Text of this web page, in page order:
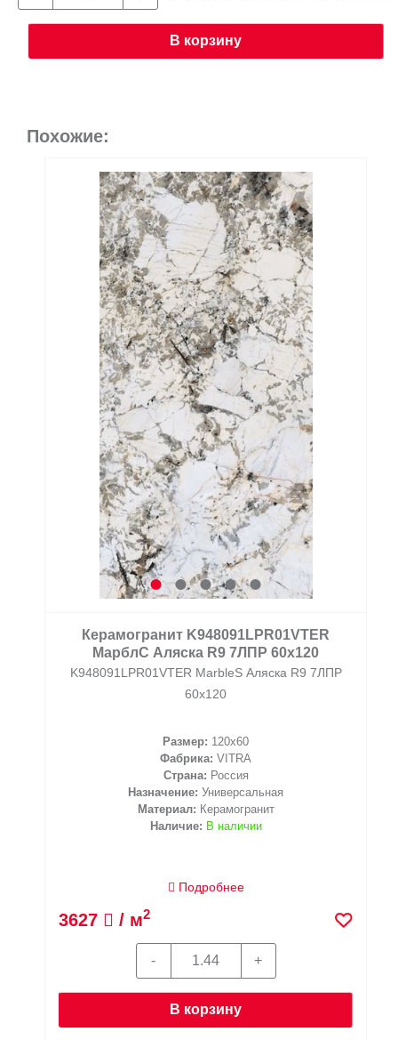
В корзину
Похожие:
Керамогранит K948091LPR01VTER
МарблС Аляска R9 7ЛПР 60x120
K948091LPR01VTER MarbleS Аляска R9 7ЛПР
60x120
Размер: 120x60
Фабрика: VITRA
Страна: Россия
Назначение: Универсальная
Материал: Керамогранит
Наличие: В наличии
Подробнее
3627 / м2
В корзину